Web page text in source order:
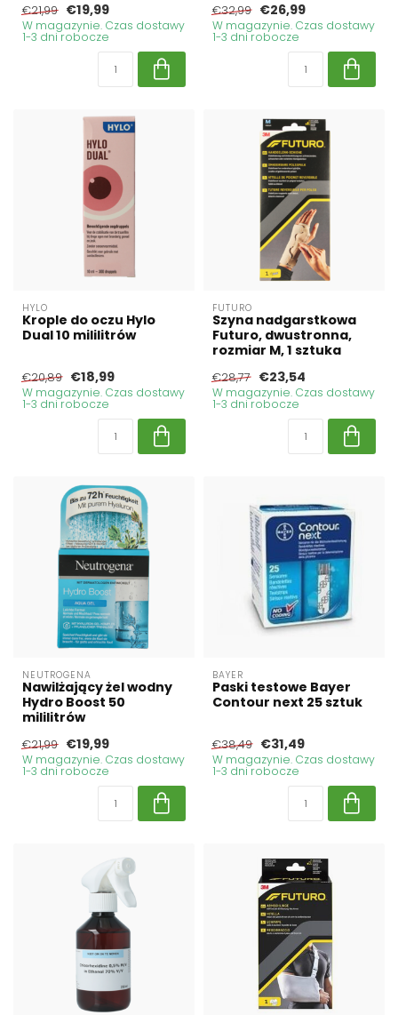
€21,99 €19,99
W magazynie. Czas dostawy
1-3 dni robocze
€32,99 €26,99
W magazynie. Czas dostawy
1-3 dni robocze
HYLO
Krople do oczu Hylo
Dual 10 mililitrów
€20,89 €18,99
W magazynie. Czas dostawy
1-3 dni robocze
FUTURO
Szyna nadgarstkowa
Futuro, dwustronna,
rozmiar M, 1 sztuka
€28,77 €23,54
W magazynie. Czas dostawy
1-3 dni robocze
NEUTROGENA
Nawilżający żel wodny
Hydro Boost 50
mililitrów
€21,99 €19,99
W magazynie. Czas dostawy
1-3 dni robocze
BAYER
Paski testowe Bayer
Contour next 25 sztuk
€38,49 €31,49
W magazynie. Czas dostawy
1-3 dni robocze